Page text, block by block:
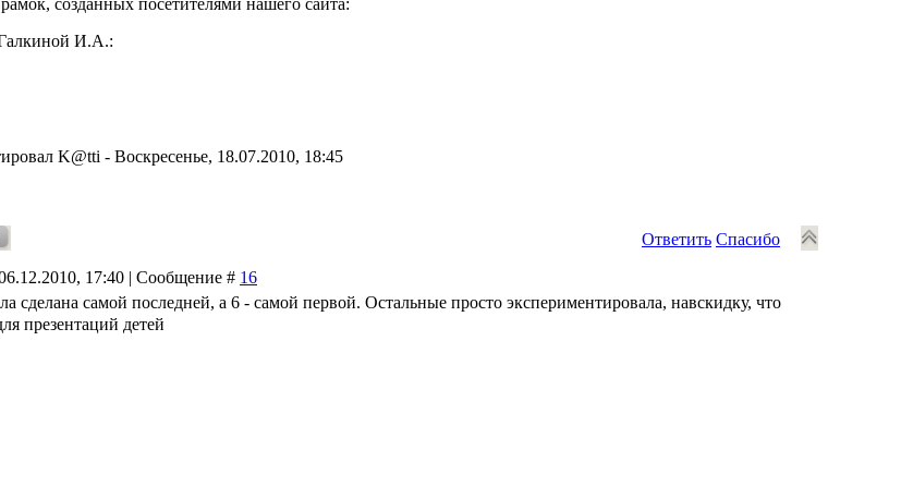
созданных посетителями нашего сайта:
И.А.:
K@tti - Воскресенье, 18.07.2010, 18:45
Ответить Спасибо
17:40 | Сообщение # 16
сделана самой последней, а 6 - самой первой. Остальные просто экспериментировала, навскидку, что
презентаций детей